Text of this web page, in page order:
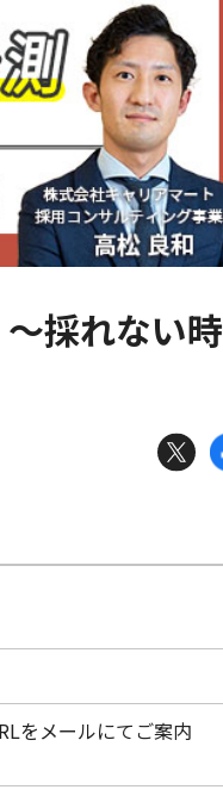
採れない時
をメールにてご案内